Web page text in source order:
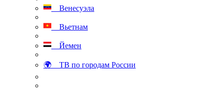
Венесуэла
Вьетнам
Йемен
🌍 ТВ по городам России